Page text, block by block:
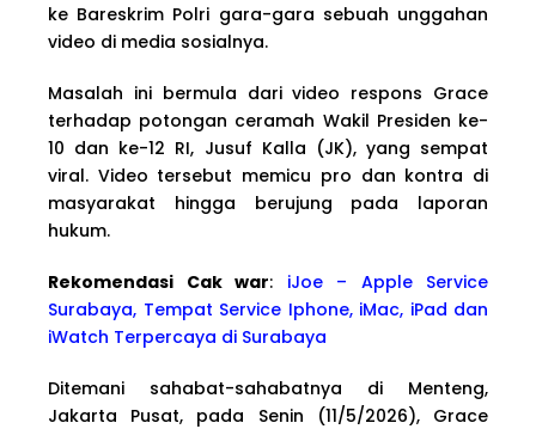
ke Bareskrim Polri gara-gara sebuah unggahan
video di media sosialnya.
Masalah ini bermula dari video respons Grace
terhadap potongan ceramah Wakil Presiden ke-
10 dan ke-12 RI, Jusuf Kalla (JK), yang sempat
viral. Video tersebut memicu pro dan kontra di
masyarakat hingga berujung pada laporan
hukum.
Rekomendasi Cak war: iJoe – Apple Service
Surabaya, Tempat Service Iphone, iMac, iPad dan
iWatch Terpercaya di Surabaya
Ditemani sahabat-sahabatnya di Menteng,
Jakarta Pusat, pada Senin (11/5/2026), Grace